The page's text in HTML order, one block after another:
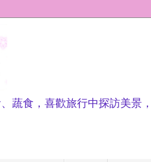
蔬食，喜歡旅行中探訪美景